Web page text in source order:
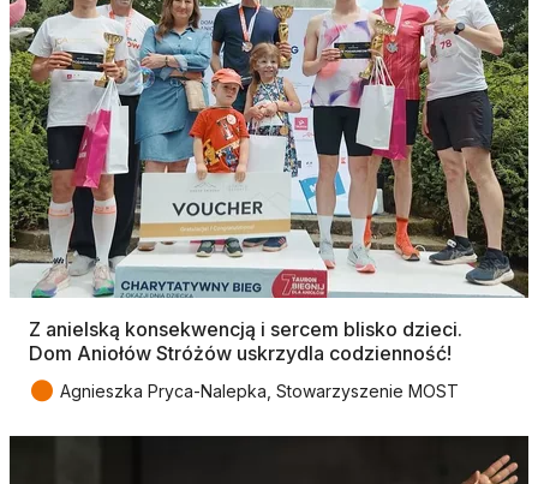
Z anielską konsekwencją i sercem blisko dzieci.
Dom Aniołów Stróżów uskrzydla codzienność!
● Agnieszka Pryca-Nalepka, Stowarzyszenie MOST